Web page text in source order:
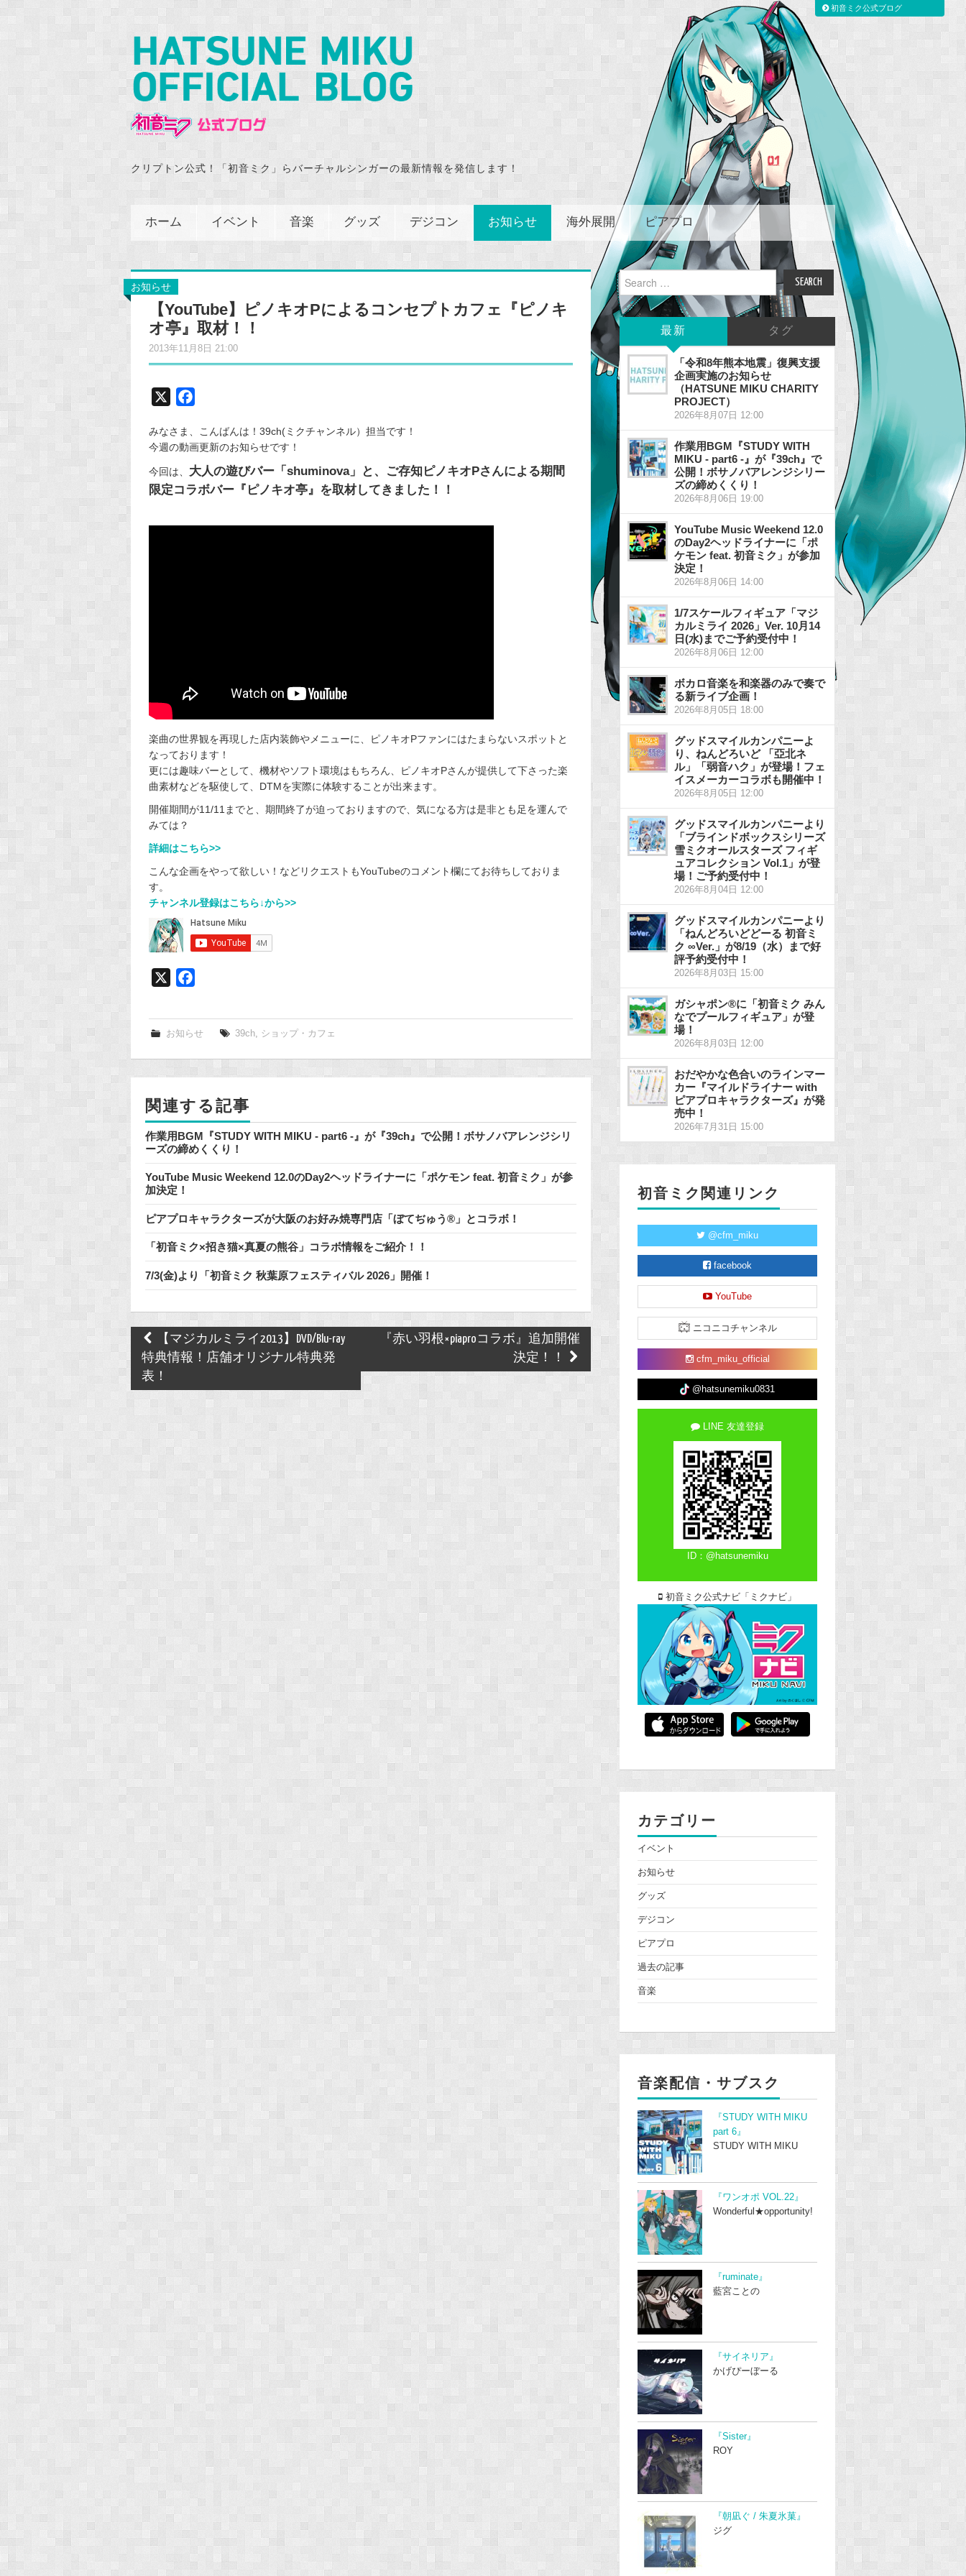
クリプトン公式！「初音ミク」らバーチャルシンガーの最新情報を発信します！
ホーム イベント 音楽 グッズ デジコン お知らせ 海外展開 ピアプロ
お知らせ
【YouTube】ピノキオPによるコンセプトカフェ『ピノキ
オ亭』取材！！
2013年11月8日 21:00
c
e
b
o
k
みなさま、こんばんは！39ch(ミクチャンネル）担当です！
今週の動画更新のお知らせです！
今回は、 大人の遊びバー「shuminova」と、ご存知ピノキオPさんによる期間
限定コラボバー『ピノキオ亭』を取材してきました！！
楽曲の世界観を再現した店内装飾やメニューに、ピノキオPファンにはたまらないスポットと
なっております！
更には趣味バーとして、機材やソフト環境はもちろん、ピノキオPさんが提供して下さった楽
曲素材などを駆使して、DTMを実際に体験することが出来ます。
開催期間が11/11までと、期間終了が迫っておりますので、気になる方は是非とも足を運んで
みては？
詳細はこちら>>
こんな企画をやって欲しい！などリクエストもYouTubeのコメント欄にてお待ちしておりま
す。
チャンネル登録はこちら↓から>>
e
k
お知らせ 39ch ショップ・カフェ
関連する記事
作業用BGM『STUDY WITH MIKU - part6 -』が『39ch』で公開！ボサノバアレンジシリ
ーズの締めくくり！
YouTube Music Weekend 12.0のDay2ヘッドライナーに「ポケモン feat. 初音ミク」が参
加決定！
ピアプロキャラクターズが大阪のお好み焼専門店「ぼてぢゅう®」とコラボ！
「初音ミク×招き猫×真夏の熊谷」コラボ情報をご紹介！！
7/3(金)より「初音ミク 秋葉原フェスティバル 2026」開催！
Post
navigation
【マジカルミライ2013】DVD/Blu-ray
特典情報！店舗オリジナル特典発
表！
『赤い羽根×piaproコラボ』追加開催
決定！！
Search
for:
最新 タグ
「令和8年熊本地震」復興支援
企画実施のお知らせ
（HATSUNE MIKU CHARITY
PROJECT）
2026年8月07日 12:00
作業用BGM『STUDY WITH
MIKU - part6 -』が『39ch』で
公開！ボサノバアレンジシリー
ズの締めくくり！
2026年8月06日 19:00
YouTube Music Weekend 12.0
のDay2ヘッドライナーに「ポ
ケモン feat. 初音ミク」が参加
決定！
2026年8月06日 14:00
1/7スケールフィギュア「マジ
カルミライ 2026」Ver. 10月14
日(水)までご予約受付中！
2026年8月06日 12:00
ボカロ音楽を和楽器のみで奏で
る新ライブ企画！
2026年8月05日 18:00
グッドスマイルカンパニーよ
り、ねんどろいど 「亞北ネ
ル」「弱音ハク」が登場！フェ
イスメーカーコラボも開催中！
2026年8月05日 12:00
グッドスマイルカンパニーより
「ブラインドボックスシリーズ
雪ミクオールスターズ フィギ
ュアコレクション Vol.1」が登
場！ご予約受付中！
2026年8月04日 12:00
グッドスマイルカンパニーより
「ねんどろいどどーる 初音ミ
ク ∞Ver.」が8/19（水）まで好
評予約受付中！
2026年8月03日 15:00
ガシャポン®に「初音ミク みん
なでプールフィギュア」が登
場！
2026年8月03日 12:00
おだやかな色合いのラインマー
カー『マイルドライナー with
ピアプロキャラクターズ』が発
売中！
2026年7月31日 15:00
初音ミク関連リンク
@cfm_miku
facebook
YouTube
ニコニコチャンネル
cfm_miku_official
@hatsunemiku0831
LINE 友達登録
ID：@hatsunemiku
初音ミク公式ナビ「ミクナビ」
カテゴリー
イベント
お知らせ
グッズ
デジコン
ピアプロ
過去の記事
音楽
音楽配信・サブスク
『STUDY WITH MIKU
part 6』
STUDY WITH MIKU
『ワンオポ VOL.22』
Wonderful★opportunity!
『ruminate』
藍宮ことの
『サイネリア』
かげぴーぼーる
『Sister』
ROY
『朝凪ぐ / 朱夏氷菓』
ジグ
初音ミク公式ブログ